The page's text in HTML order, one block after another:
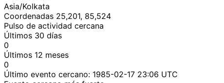
Asia/Kolkata
Coordenadas 25,201, 85,524
Pulso de actividad cercana
Últimos 30 días
0
Últimos 12 meses
0
Último evento cercano: 1985-02-17 23:06 UTC